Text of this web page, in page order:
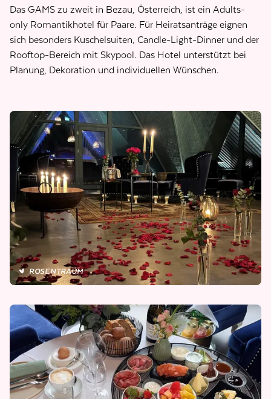
Das GAMS zu zweit in Bezau, Österreich, ist ein Adults-
only Romantikhotel für Paare. Für Heiratsanträge eignen
sich besonders Kuschelsuiten, Candle-Light-Dinner und der
Rooftop-Bereich mit Skypool. Das Hotel unterstützt bei
Planung, Dekoration und individuellen Wünschen.
ROSENTRAUM